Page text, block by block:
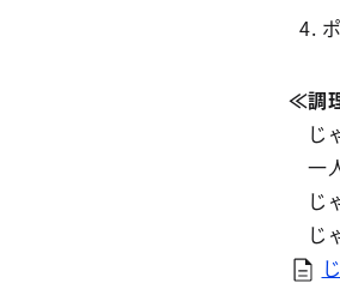
≪調
じ
一
じ
じ